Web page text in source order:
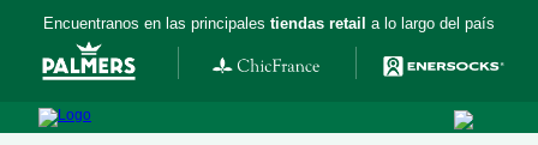
Encuentranos en las principales tiendas retail a lo largo del país